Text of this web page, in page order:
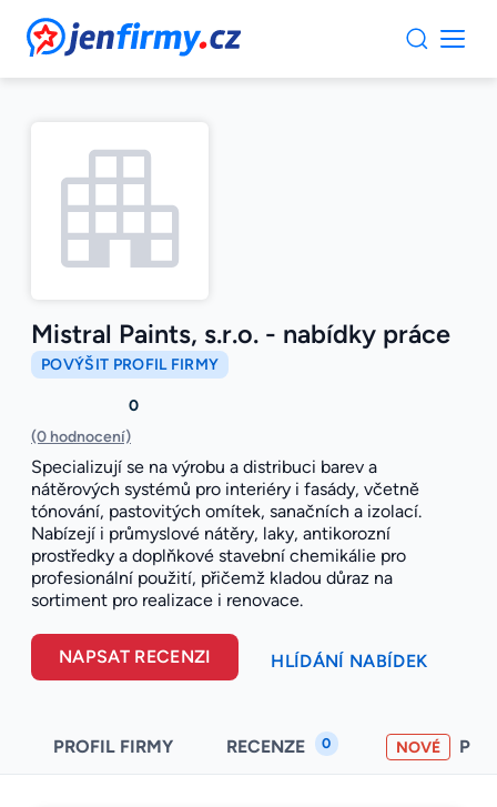
JenFirmy.cz
Mistral Paints, s.r.o. - nabídky práce
POVÝŠIT PROFIL FIRMY
0
(0 hodnocení)
Specializují se na výrobu a distribuci barev a
nátěrových systémů pro interiéry i fasády, včetně
tónování, pastovitých omítek, sanačních a izolací.
Nabízejí i průmyslové nátěry, laky, antikorozní
prostředky a doplňkové stavební chemikálie pro
profesionální použití, přičemž kladou důraz na
sortiment pro realizace i renovace.
NAPSAT RECENZI HLÍDÁNÍ NABÍDEK
PROFIL FIRMY RECENZE 0 NOVÉ